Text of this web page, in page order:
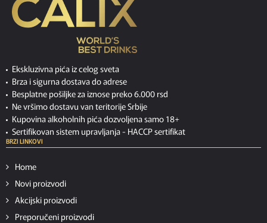
Ekskluzivna pića iz celog sveta
Brza i sigurna dostava do adrese
Besplatne pošiljke za iznose preko 6.000 rsd
Ne vršimo dostavu van teritorije Srbije
Kupovina alkoholnih pića dozvoljena samo 18+
Sertifikovan sistem upravljanja - HACCP sertifikat
BRZI LINKOVI
Home
Novi proizvodi
Akcijski proizvodi
Preporučeni proizvodi